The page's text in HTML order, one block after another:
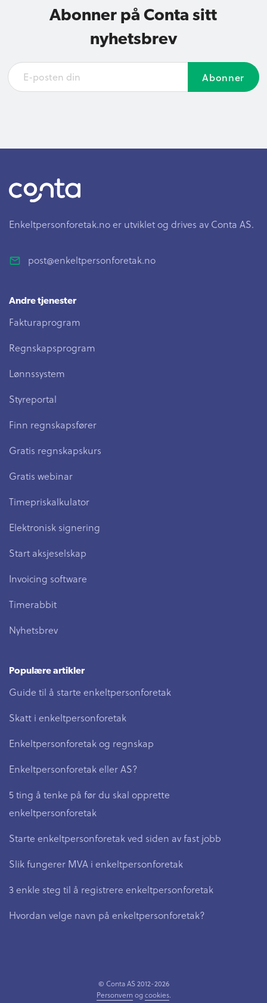
Abonner på Conta sitt
nyhetsbrev
Enkeltpersonforetak.no er utviklet og drives av Conta AS.
post@enkeltpersonforetak.no
Andre tjenester
Fakturaprogram
Regnskapsprogram
Lønnssystem
Styreportal
Finn regnskapsfører
Gratis regnskapskurs
Gratis webinar
Timepriskalkulator
Elektronisk signering
Start aksjeselskap
Invoicing software
Timerabbit
Nyhetsbrev
Populære artikler
Guide til å starte enkeltpersonforetak
Skatt i enkeltpersonforetak
Enkeltpersonforetak og regnskap
Enkeltpersonforetak eller AS?
5 ting å tenke på før du skal opprette
enkeltpersonforetak
Starte enkeltpersonforetak ved siden av fast jobb
Slik fungerer MVA i enkeltpersonforetak
3 enkle steg til å registrere enkeltpersonforetak
Hvordan velge navn på enkeltpersonforetak?
© Conta AS 2012-2026
Personvernogcookies.